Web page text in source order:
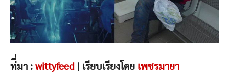
ท่ี่มา : wittyfeed | เรียบเรียงโดย เพชรมายา